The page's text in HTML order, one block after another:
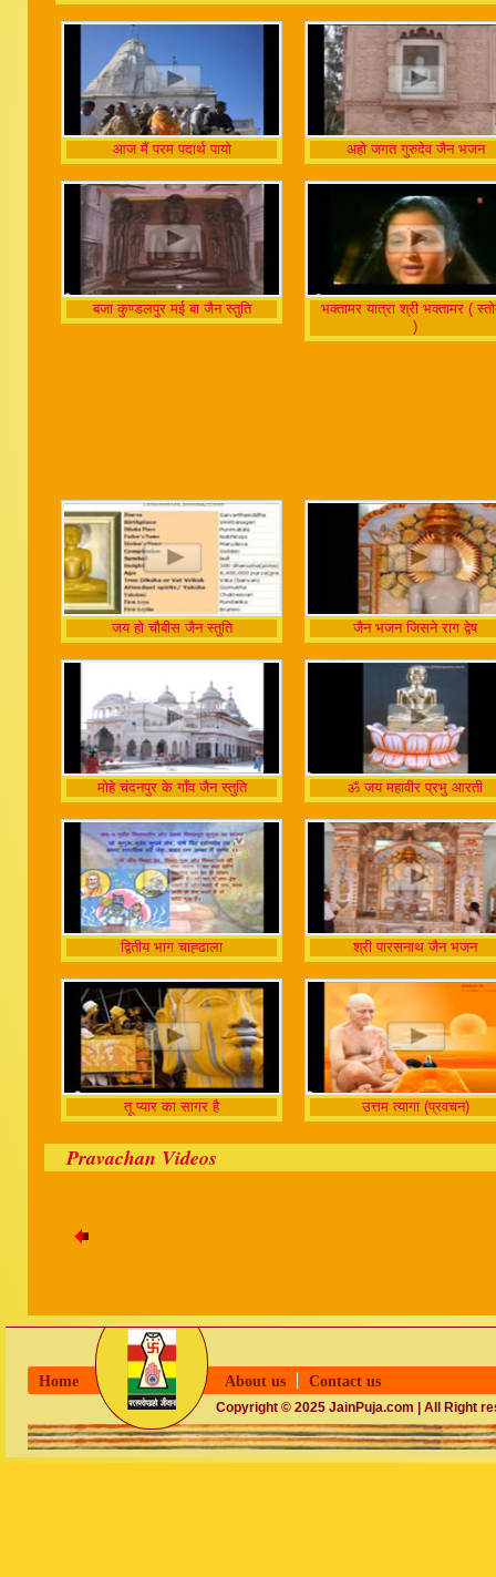
आज मैं परम पदार्थ पायो अहो जगत गुरुदेव जैन भजन
बजा कुण्डलपुर मई बा जैन स्तुति
भक्तामर यात्रा श्री भक्तामर (
)
जय हो चौबीस जैन स्तुति जैन भजन जिसने राग द्वेष
मोहे चंदनपुर के गाँव जैन स्तुति ॐ जय महावीर प्रभु आरती
द्वितीय भाग चाह्ढाला श्री पारसनाथ जैन भजन
तू प्यार का सागर है उत्तम त्यागा (प्रवचन)
Pravachan Videos
Home About us Contact us
Copyright © 2025 JainPuja.com | All Right